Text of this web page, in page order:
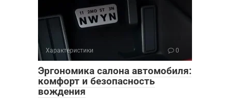
Характеристики 0
Эргономика салона автомобиля:
комфорт и безопасность
вождения